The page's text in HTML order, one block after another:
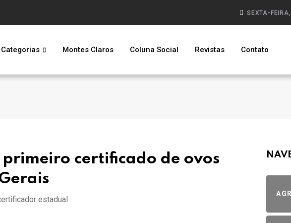
SEXTA-
Categorias Montes Claros Coluna Social Revistas Contato
certificado de ovos
estadual